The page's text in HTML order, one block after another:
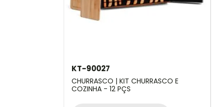
KT-90027
CHURRASCO | KIT CHURRASCO E
COZINHA - 12 PÇS